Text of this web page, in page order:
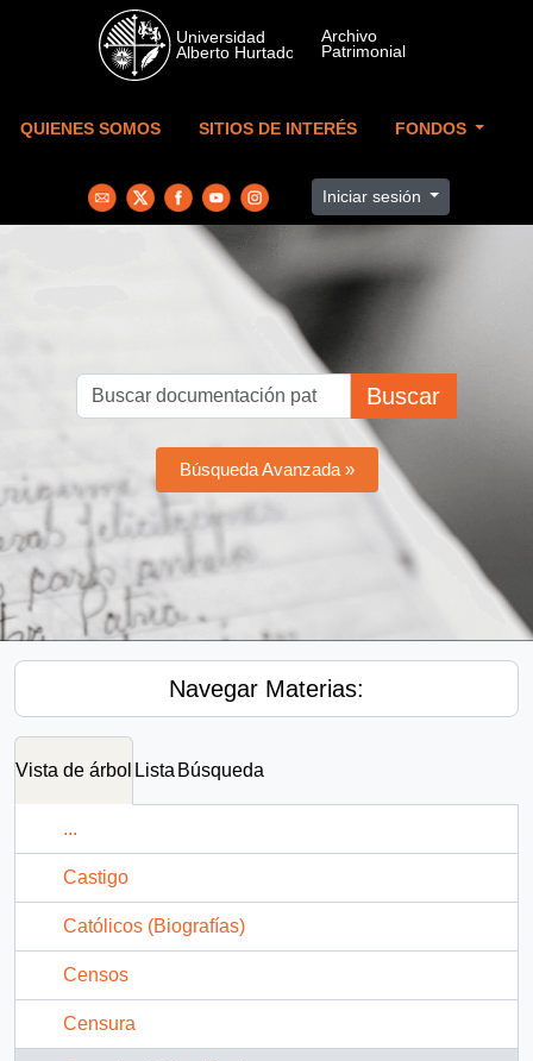
Skip to main content
QUIENES SOMOS SITIOS DE INTERÉS FONDOS
Iniciar sesión
Buscar
Búsqueda Avanzada »
Navegar Materias:
Vista de árbol Lista Búsqueda
...
Castigo
Católicos (Biografías)
Censos
Censura